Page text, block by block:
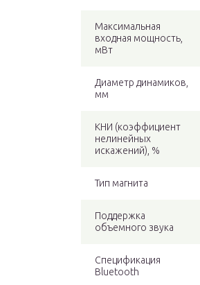
Максимальная
входная мощность,
мВт
Диаметр динамиков,
мм
КНИ (коэффициент
нелинейных
искажений), %
Тип магнита
Поддержка
объемного звука
Спецификация
Bluetooth